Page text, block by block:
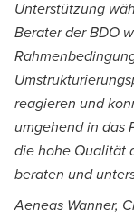
Unterstützung
Berater der BDO
reagieren und
umgehend in das
die hohe Qualität
beraten und
Aeneas Wanner,
Melvin Albala
Real Estate